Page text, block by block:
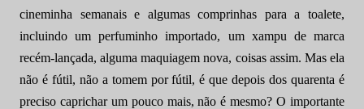
cineminha semanais e algumas comprinhas para a toalete,
incluindo um perfuminho importado, um xampu de marca
recém-lançada, alguma maquiagem nova, coisas assim. Mas ela
não é fútil, não a tomem por fútil, é que depois dos quarenta é
preciso caprichar um pouco mais, não é mesmo? O importante